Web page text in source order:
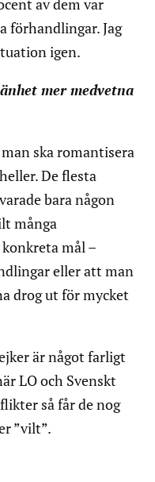
förhandlingar. Jag
igen.
mer medvetna
ska romantisera
De flesta
bara någon
många
mål –
eller att man
drog ut för mycket
är något farligt
LO och Svenskt
så får de nog
”vilt”.